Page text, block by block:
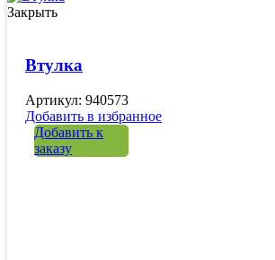
Закрыть
Втулка
Артикул: 940573
Добавить в избранное
Добавить к
заказу